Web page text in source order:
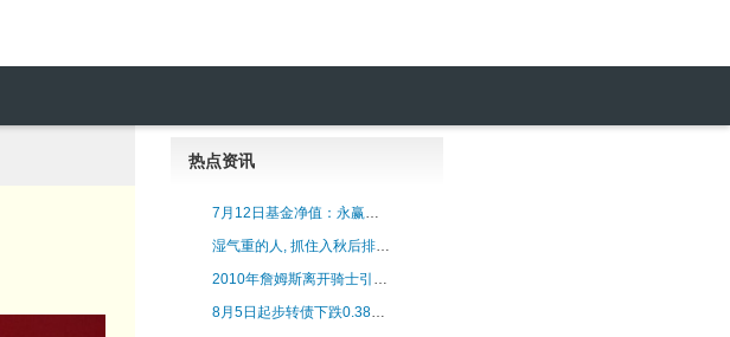
热点资讯
7月12日基金净值：永赢恒益债券最新净值1.1342，涨0.06%
湿气重的人, 抓住入秋后排湿黄金期, 教你3招, 剜除骨头缝的湿气
2010年詹姆斯离开骑士引发联盟哄抢, 一球星却表示: 爱来不来!
8月5日起步转债下跌0.38%，转股溢价率18.24%